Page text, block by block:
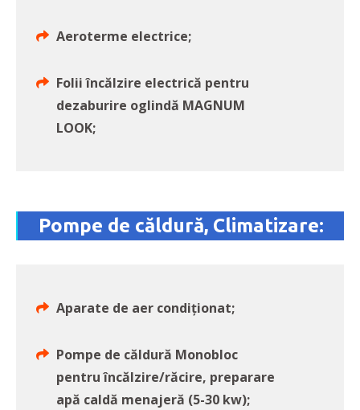
Aeroterme electrice;
Folii încălzire electrică pentru
dezaburire oglindă MAGNUM
LOOK;
Pompe de căldură, Climatizare:
Aparate de aer condiţionat;
Pompe de căldură Monobloc
pentru încălzire/răcire, preparare
apă caldă menajeră (5-30 kw);